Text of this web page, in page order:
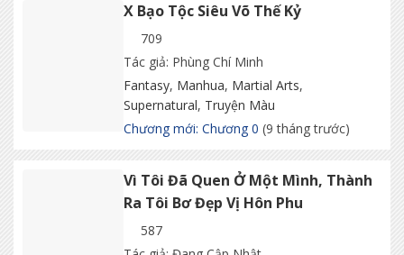
X Bạo Tộc Siêu Võ Thế Kỷ
709
Tác giả: Phùng Chí Minh
Fantasy, Manhua, Martial Arts,
Supernatural, Truyện Màu
Chương mới: Chương 0 (9 tháng trước)
Vì Tôi Đã Quen Ở Một Mình, Thành
Ra Tôi Bơ Đẹp Vị Hôn Phu
587